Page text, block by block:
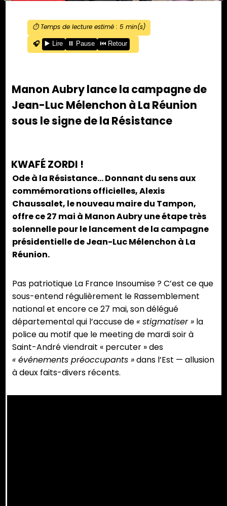
⏱️ Temps de lecture estimé : 5min(s)
🎧
▶️ Lire ⏸️ Pause ⏮️ Retour
Manon Aubry lance la campagne de
Jean-Luc Mélenchon à La Réunion
sous le signe de la Résistance
KWAFÉ ZORDI !
Ode à la Résistance… Donnant du sens aux
commémorations officielles, Alexis
Chaussalet, le nouveau maire du Tampon,
offre ce 27 mai à Manon Aubry une étape très
solennelle pour le lancement de la campagne
présidentielle de Jean-Luc Mélenchon à La
Réunion.
Pas patriotique La France Insoumise ? C’est ce que
sous-entend régulièrement le Rassemblement
national et encore ce 27 mai, son délégué
départemental qui l’accuse de« stigmatiser » la
police au motif que le meeting de mardi soir à
Saint-André viendrait « percuter » des
« événements préoccupants »dans l’Est — allusion
à deux faits-divers récents.